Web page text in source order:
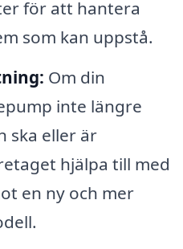
för att hantera
som kan uppstå.
Om din
inte längre
ska eller är
hjälpa till med
en ny och mer